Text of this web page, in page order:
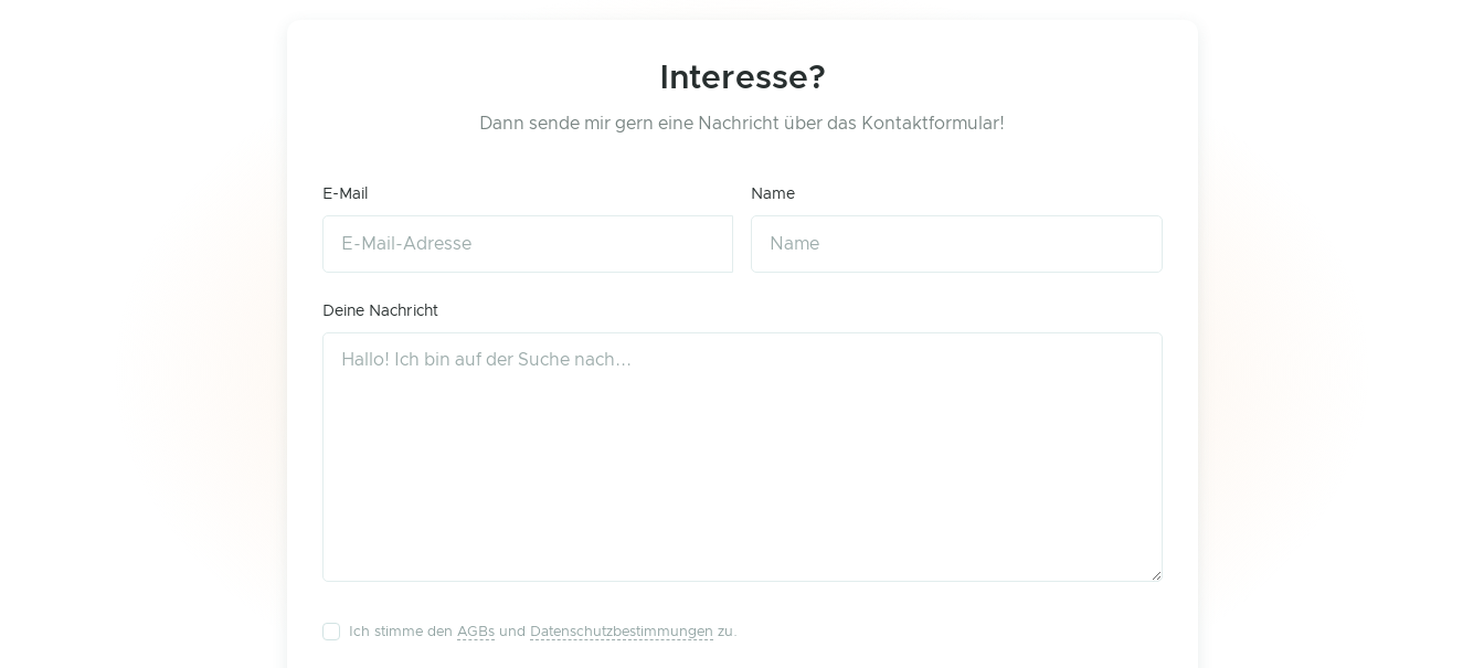
Interesse?
Dann sende mir gern eine Nachricht über das Kontaktformular!
E-Mail Name
Deine Nachricht
Ich stimme den AGBsund Datenschutzbestimmungen zu.